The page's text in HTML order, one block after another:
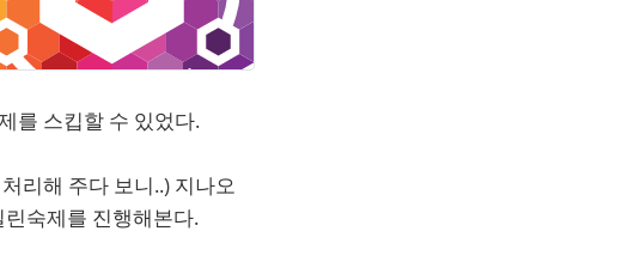
를 스킵할 수 있었다.
리해 주다 보니..) 지나오
숙제를 진행해본다.